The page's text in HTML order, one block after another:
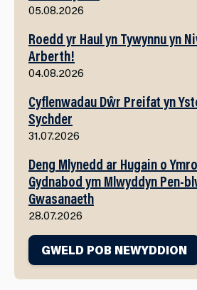
05.08.2026
Roedd yr Haul yn Tywynnu yn
Arberth!
04.08.2026
Cyflenwadau Dŵr Preifat yn
Sychder
31.07.2026
Deng Mlynedd ar Hugain o
Gydnabod ym Mlwyddyn Pen-
Gwasanaeth
28.07.2026
GWELD POB NEWYDDION